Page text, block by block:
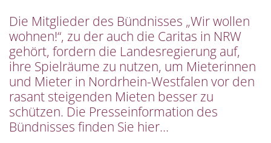
Die Mitglieder des Bündnisses „Wir wollen
wohnen!“, zu der auch die Caritas in NRW
gehört, fordern die Landesregierung auf,
ihre Spielräume zu nutzen, um Mieterinnen
und Mieter in Nordrhein-Westfalen vor den
rasant steigenden Mieten besser zu
schützen. Die Presseinformation des
Bündnisses finden Sie hier…